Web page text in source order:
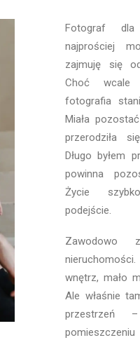
Fotograf
najprościej
zajmuję się
Choć wcale
fotografia
Miała
przerodziła
Długo byłem
powinna
Życie
podejście.
Zawodowo
wnętrz, mało
Ale właśnie
przestrzeń